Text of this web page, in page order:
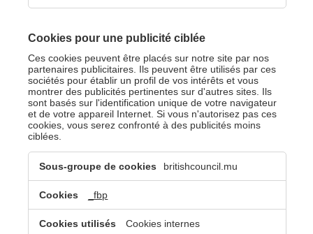
Cookies pour une publicité ciblée
Ces cookies peuvent être placés sur notre site par nos
partenaires publicitaires. Ils peuvent être utilisés par ces
sociétés pour établir un profil de vos intérêts et vous
montrer des publicités pertinentes sur d'autres sites. Ils
sont basés sur l'identification unique de votre navigateur
et de votre appareil Internet. Si vous n'autorisez pas ces
cookies, vous serez confronté à des publicités moins
ciblées.
Cookies
pour
une
publicité
ciblée
britishcouncil.mu
_fbp
Cookies internes